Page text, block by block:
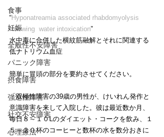
食事
妊娠
全般性不安障害
パニック障害
摂食障害
強迫性障害
社交不安障害
心理療法
“Hyponatreamia associated rhabdomyolysis
following  water intoxication”
水中毒に合併した横紋筋融解とそれに関連する
低ナトリウム血症
簡単に冒頭の部分を要約させてください。
「双極性障害の39歳の男性が、けいれん発作と
意識障害を来して入院した。彼は最近数か月、
毎日８～１０Lのダイエット・コークを飲み、１
５～２０杯のコーヒーと数杯の水を数分おきに